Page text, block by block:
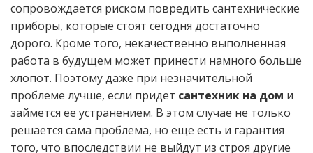
сопровождается риском повредить сантехнические
приборы, которые стоят сегодня достаточно
дорого. Кроме того, некачественно выполненная
работа в будущем может принести намного больше
хлопот. Поэтому даже при незначительной
проблеме лучше, если придет сантехник на дом и
займется ее устранением. В этом случае не только
решается сама проблема, но еще есть и гарантия
того, что впоследствии не выйдут из строя другие